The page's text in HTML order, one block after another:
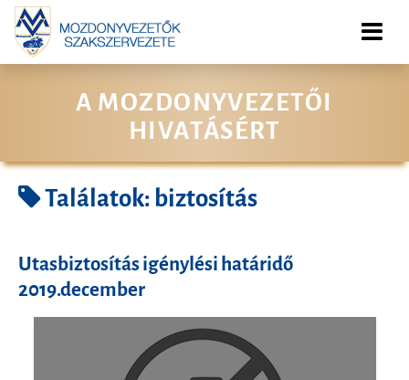
A MOZDONYVEZETŐI
HIVATÁSÉRT
Találatok: biztosítás
Utasbiztosítás igénylési határidő
2019.december